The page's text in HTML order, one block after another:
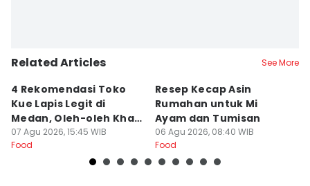
Related Articles See More
4 Rekomendasi Toko
Kue Lapis Legit di
Medan, Oleh-oleh Khas
Sumut
07 Agu 2026, 15:45 WIB
Food
Resep Kecap Asin
Rumahan untuk Mi
Ayam dan Tumisan
06 Agu 2026, 08:40 WIB
Food